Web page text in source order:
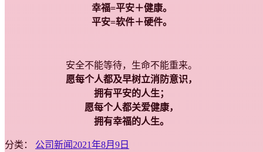
幸福=平安＋健康。
平安=软件＋硬件。
安全不能等待，生命不能重来。
愿每个人都及早树立消防意识，
拥有平安的人生；
愿每个人都关爱健康，
拥有幸福的人生。
分类： 公司新闻2021年8月9日